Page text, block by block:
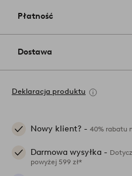
Płatność
Dostawa
Deklaracja produktu
Nowy klient? - 40% rabatu
Darmowa wysyłka -
powyżej 599 zł*